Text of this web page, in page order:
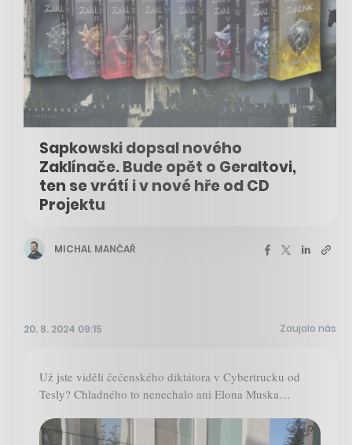
Sapkowski dopsal nového
Zaklínače. Bude opět o Geraltovi,
ten se vrátí i v nové hře od CD
Projektu
MICHAL MANČAŘ
20. 8. 2024 09:15 Zaujalo nás
Už jste viděli čečenského diktátora v Cybertrucku od
Tesly? Chladného to nenechalo ani Elona Muska…